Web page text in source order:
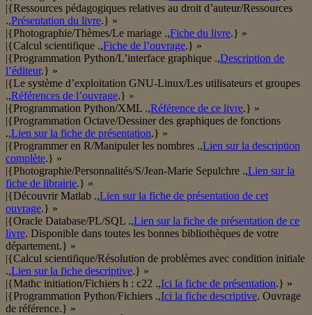
|{Ressources pédagogiques relatives au droit d’auteur/Ressources
.,Présentation du livre.} »
|{Photographie/Thèmes/Le mariage .,Fiche du livre.} »
|{Calcul scientifique .,Fiche de l’ouvrage.} »
|{Programmation Python/L’interface graphique .,Description de
l’éditeur.} »
|{Le système d’exploitation GNU-Linux/Les utilisateurs et groupes
.,Références de l’ouvrage.} »
|{Programmation Python/XML .,Référence de ce livre.} »
|{Programmation Octave/Dessiner des graphiques de fonctions
.,Lien sur la fiche de présentation.} »
|{Programmer en R/Manipuler les nombres .,Lien sur la description
complète.} »
|{Photographie/Personnalités/S/Jean-Marie Sepulchre .,Lien sur la
fiche de librairie.} »
|{Découvrir Matlab .,Lien sur la fiche de présentation de cet
ouvrage.} »
|{Oracle Database/PL/SQL .,Lien sur la fiche de présentation de ce
livre. Disponible dans toutes les bonnes bibliothèques de votre
département.} »
|{Calcul scientifique/Résolution de problèmes avec condition initiale
.,Lien sur la fiche descriptive.} »
|{Mathc initiation/Fichiers h : c22 .,Ici la fiche de présentation.} »
|{Programmation Python/Fichiers .,Ici la fiche descriptive. Ouvrage
de référence.} »